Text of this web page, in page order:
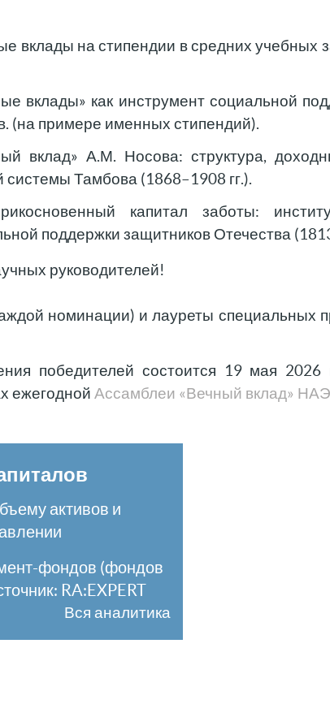
вклады на стипендии в средних учебных
вклады» как инструмент социальной
(на примере именных стипендий).
вклад» А.М. Носова: структура,
Тамбова (1868–1908 гг.).
капитал заботы:
поддержки защитников Отечества
руководителей!
номинации) и лауреты специальных
победителей состоится 19 мая 2026
ежегодной Ассамблеи «Вечный вклад»
активов и
фондов (фондов
RA:EXPERT
Вся аналитика